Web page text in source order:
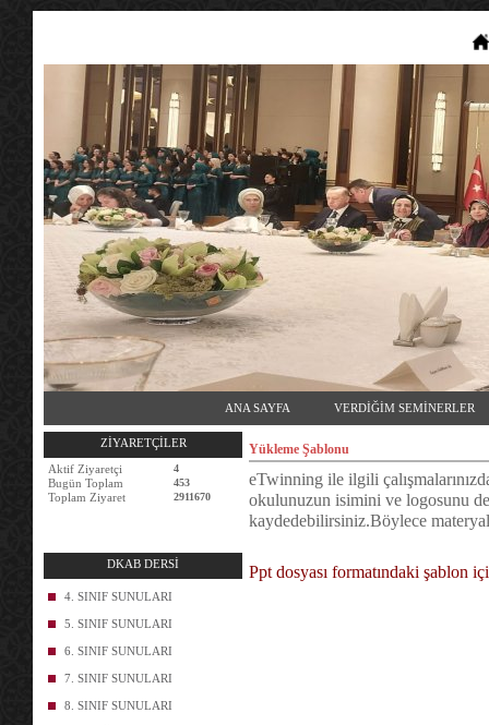
ANA SAYFA VERDİĞİM SEMİNERLER
ZİYARETÇİLER
Aktif Ziyaretçi
4
Bugün Toplam 453
Toplam Ziyaret 2911670
DKAB DERSİ
4. SINIF SUNULARI
5. SINIF SUNULARI
6. SINIF SUNULARI
7. SINIF SUNULARI
8. SINIF SUNULARI
Yükleme Şablonu
eTwinning ile ilgili
okulunuzun isimini ve logosunu
kaydedebilirsiniz.Böylece
Ppt dosyası formatındaki şablon